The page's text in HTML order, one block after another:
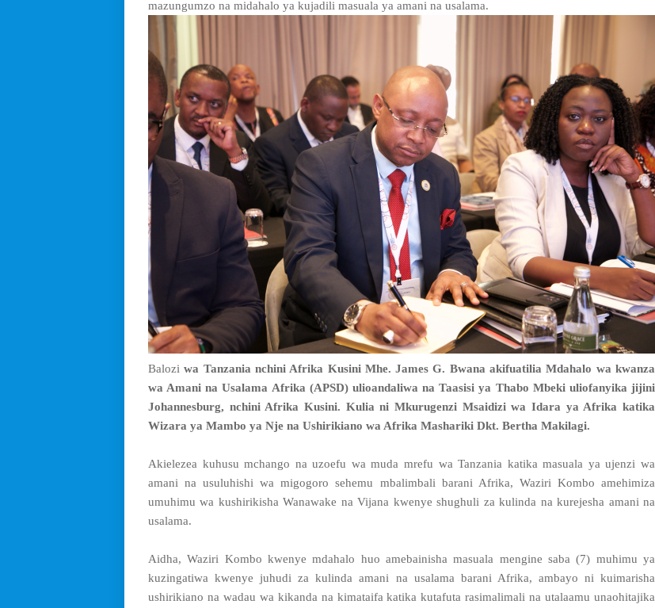
mazungumzo na midahalo ya kujadili masuala ya amani na usalama.
Balozi wa Tanzania nchini Afrika Kusini Mhe. James G. Bwana akifuatilia Mdahalo wa kwanza
wa Amani na Usalama Afrika (APSD) ulioandaliwa na Taasisi ya Thabo Mbeki uliofanyika jijini
Johannesburg, nchini Afrika Kusini. Kulia ni Mkurugenzi Msaidizi wa Idara ya Afrika katika
Wizara ya Mambo ya Nje na Ushirikiano wa Afrika Mashariki Dkt. Bertha Makilagi.
Akielezea kuhusu mchango na uzoefu wa muda mrefu wa Tanzania katika masuala ya ujenzi wa
amani na usuluhishi wa migogoro sehemu mbalimbali barani Afrika, Waziri Kombo amehimiza
umuhimu wa kushirikisha Wanawake na Vijana kwenye shughuli za kulinda na kurejesha amani na
usalama.
Aidha, Waziri Kombo kwenye mdahalo huo amebainisha masuala mengine saba (7) muhimu ya
kuzingatiwa kwenye juhudi za kulinda amani na usalama barani Afrika, ambayo ni kuimarisha
ushirikiano na wadau wa kikanda na kimataifa katika kutafuta rasimalimali na utalaamu unaohitajika